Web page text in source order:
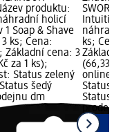
produktu:
holicí
1 Soap & Shave
ks; Cena:
Základní cena: 3
za 1 ks);
Status zelený
šedý
dm
ks;
Základní
(66,33
online
Status
Status